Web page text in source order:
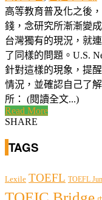
高等教育普及化之後
錢，念研究所漸漸變
台灣獨有的現況，就
了同樣的問題。U.S.
針對這樣的現象，提
情況，並確認自己了
所： (閱讀全文...)
Read More
SHARE
TAGS
Lexile TOEFL TOEFL